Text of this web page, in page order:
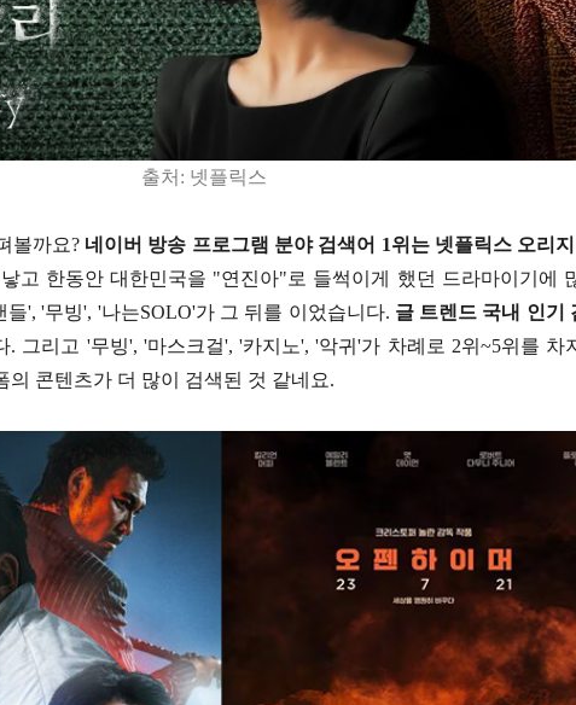
출처: 넷플릭스
볼까요? 네이버 방송 프로그램 분야 검색어 1위는 넷플릭스 오리
고 한동안 대한민국을 "연진아"로 들썩이게 했던 드라마이기에
', '무빙', '나는SOLO'가 그 뒤를 이었습니다. 글 트렌드 국내 인기
. 그리고 '무빙', '마스크걸', '카지노', '악귀'가 차례로 2위~5위를 차
콘텐츠가 더 많이 검색된 것 같네요.